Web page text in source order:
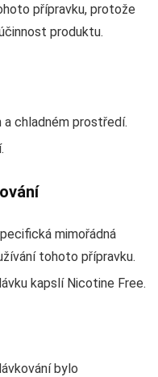
přípravku, protože
produktu.
chladném prostředí.
mimořádná
tohoto přípravku.
kapslí Nicotine Free.
bylo